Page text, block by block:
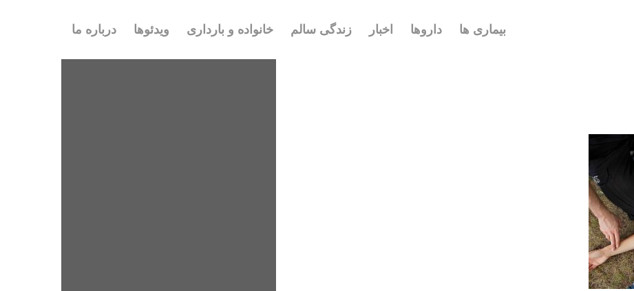
بیماری ها داروها اخبار زندگی سالم خانواده و بارداری ویدئوها درباره ما